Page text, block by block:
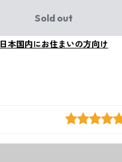
Sold out
日本国内にお住まいの方向け